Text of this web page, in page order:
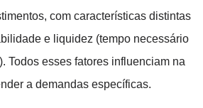
com características distintas
e liquidez (tempo necessário
Todos esses fatores influenciam na
a demandas específicas.